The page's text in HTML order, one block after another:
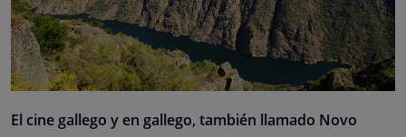
El cine gallego y en gallego, también llamado Novo